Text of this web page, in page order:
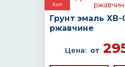
Хит
Грунт эмаль ХВ-
ржавчине
Цена: от